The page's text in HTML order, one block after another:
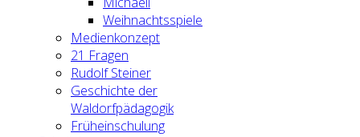
Weihnachtsspiele
Medienkonzept
21 Fragen
Rudolf Steiner
Geschichte der
Waldorfpädagogik
Früheinschulung